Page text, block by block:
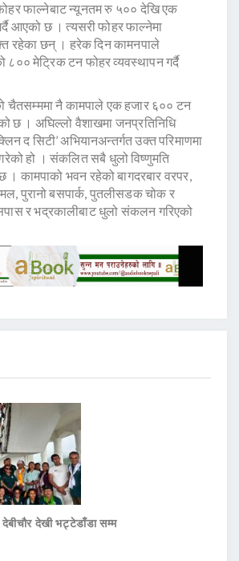
फाल्नेबाट न्यूनतम रु ५०० देखि एक
आएको छ । त्यसरी फोहर फाल्नेमा
रहेका छन् । हरेक दिन कामनपाले
८०० मेट्रिक टन फोहर व्यवस्थापन गर्दै
चैतसम्ममा नै कामपाले एक हजार ६०० टन
छ । अघिल्लो वैशाखमा जनप्रतिनिधि
द सिटी’ अभियानअन्तर्गत उक्त परिमाणमा
हो । संकलित सबै धुलो विष्णुमति
छ । कामपाको भवन रहेको बागदरबार वरपर,
पुरानो बसपार्क, पुतलीसडक चोक र
र भद्रकालीबाट धुलो संकलन गरिएको
देखी भट्टेडाँडा सम्म